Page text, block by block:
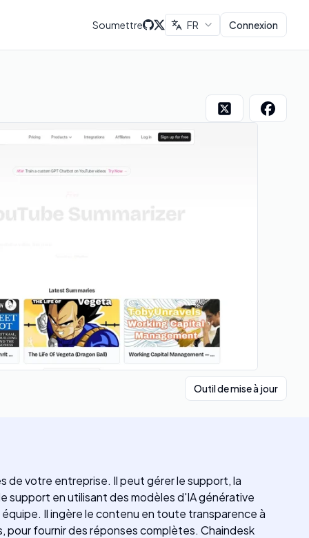
Soumettre FR Connexion
Outil de mise à jour
de votre entreprise. Il peut gérer le support, la
support en utilisant des modèles d'IA générative
Il ingère le contenu en toute transparence à
pour fournir des réponses complètes. Chaindesk